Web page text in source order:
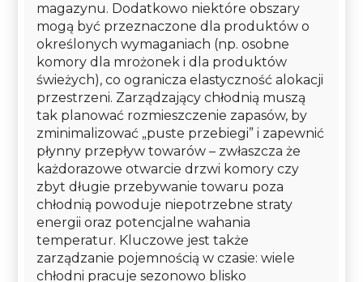
magazynu. Dodatkowo niektóre obszary
mogą być przeznaczone dla produktów o
określonych wymaganiach (np. osobne
komory dla mrożonek i dla produktów
świeżych), co ogranicza elastyczność alokacji
przestrzeni. Zarządzający chłodnią muszą
tak planować rozmieszczenie zapasów, by
zminimalizować „puste przebiegi” i zapewnić
płynny przepływ towarów – zwłaszcza że
każdorazowe otwarcie drzwi komory czy
zbyt długie przebywanie towaru poza
chłodnią powoduje niepotrzebne straty
energii oraz potencjalne wahania
temperatur. Kluczowe jest także
zarządzanie pojemnością w czasie: wiele
chłodni pracuje sezonowo blisko